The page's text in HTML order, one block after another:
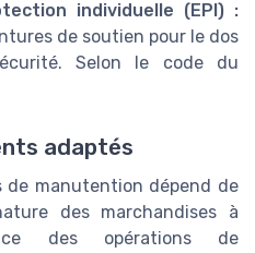
individuelle (EPI) :
de soutien pour le dos
Selon le code du
adaptés
de manutention dépend de
des marchandises à
des opérations de